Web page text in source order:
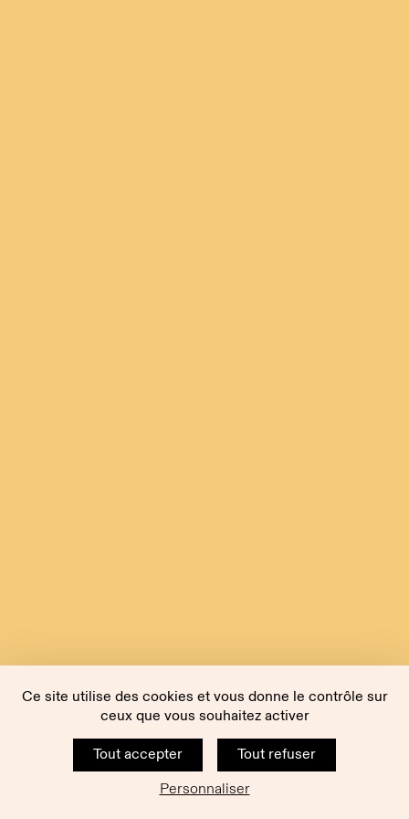
Ce site utilise des cookies et vous donne le contrôle sur
ceux que vous souhaitez activer
Tout accepter
Tout refuser
Personnaliser